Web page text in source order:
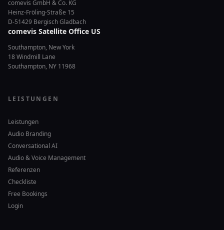
comevis GmbH & Co. KG
Heinz-Fröling-Straße 15
D-51429 Bergisch Gladbach
comevis Satellite Office US
Southampton, New York
18 Windmill Lane
Southampton, NY 11968
LEISTUNGEN
Leistungen
Audio Branding
Conversational AI
Audio & Voice Management
Referenzen
Checkliste
Free Bookings
Login